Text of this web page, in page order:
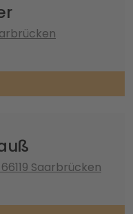
Saarbrücken